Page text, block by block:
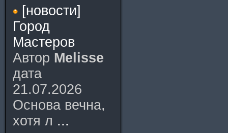
[новости]
Город
Мастеров
Автор Melisse
дата
21.07.2026
Основа вечна,
хотя л ...